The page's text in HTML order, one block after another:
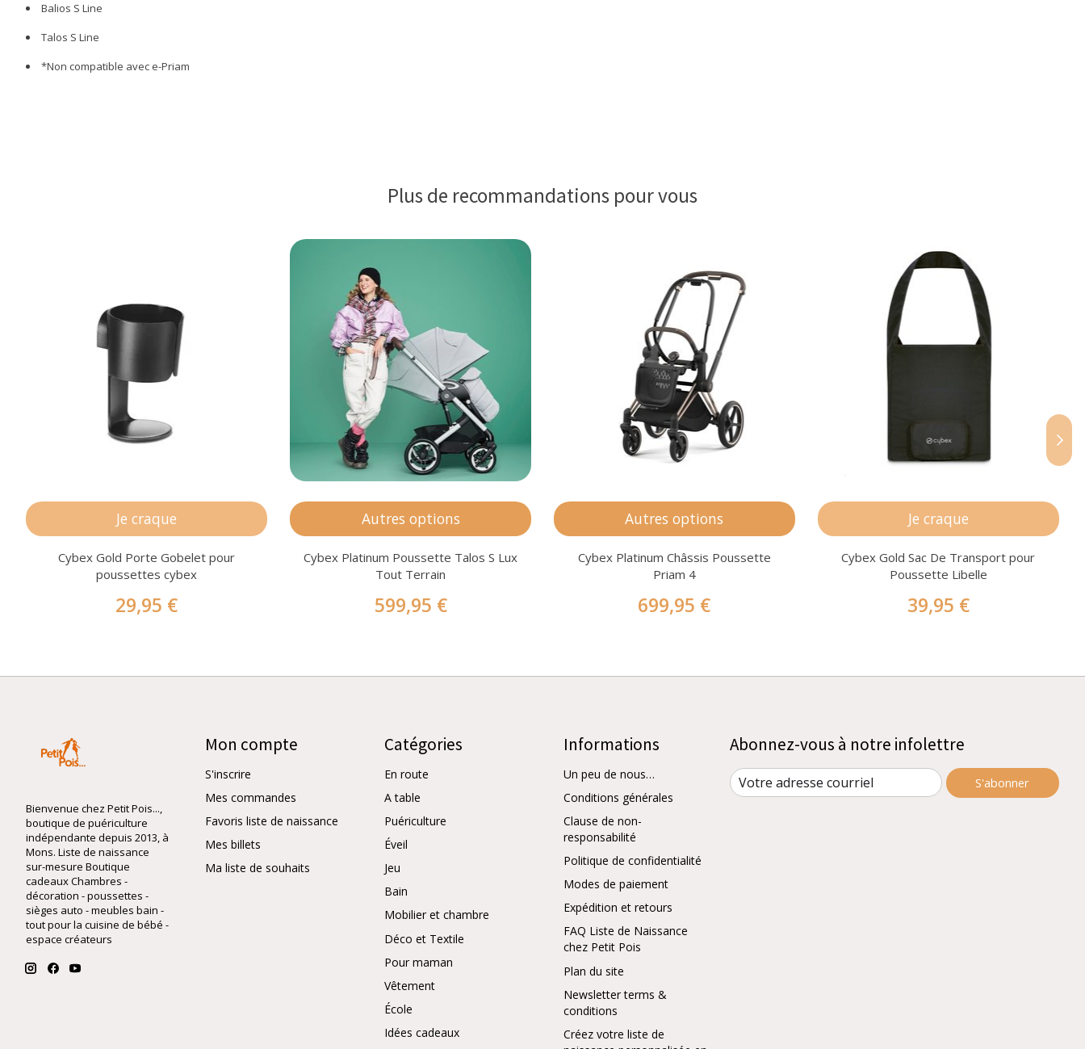
Balios S Line
Talos S Line
*Non compatible avec e-Priam
Plus de recommandations pour vous
Je craque
Cybex Gold Porte Gobelet pour
poussettes cybex
29,95 €
Autres options
Cybex Platinum Poussette Talos S Lux
Tout Terrain
599,95 €
Autres options
Cybex Platinum Châssis Poussette
Priam 4
699,95 €
Je craque
Cybex Gold Sac De Transport pour
Poussette Libelle
39,95 €
Bienvenue chez Petit Pois...,
boutique de puériculture
indépendante depuis 2013, à
Mons. Liste de naissance
sur-mesure Boutique
cadeaux Chambres -
décoration - poussettes -
sièges auto - meubles bain -
tout pour la cuisine de bébé -
espace créateurs
Mon compte
S'inscrire
Mes commandes
Favoris liste de naissance
Mes billets
Ma liste de souhaits
Catégories
En route
A table
Puériculture
Éveil
Jeu
Bain
Mobilier et chambre
Déco et Textile
Pour maman
Vêtement
École
Idées cadeaux
Informations
Un peu de nous…
Conditions générales
Clause de non-
responsabilité
Politique de confidentialité
Modes de paiement
Expédition et retours
FAQ Liste de Naissance
chez Petit Pois
Plan du site
Newsletter terms &
conditions
Créez votre liste de
Abonnez-vous à notre infolettre
S'abonner